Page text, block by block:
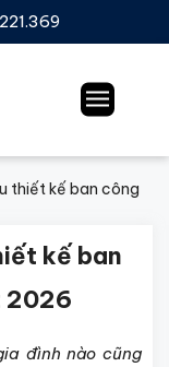
thiết kế ban công
kế ban
2026
đình nào cũng